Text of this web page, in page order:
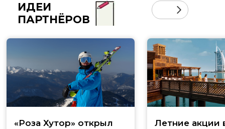
ИДЕИ
ПАРТНЁРОВ
«Роза Хутор» открыл
Летние акции